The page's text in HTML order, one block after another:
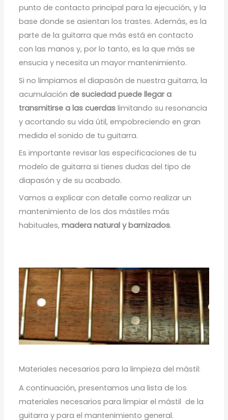
punto de contacto principal para la ejecución, y la
base donde se asientan los trastes. Además, es la
parte de la guitarra que más está en contacto
con las manos y, por lo tanto, es la que más se
ensucia y necesita un mayor mantenimiento.
Si no limpiamos el diapasón de nuestra guitarra, la
acumulaciónde suciedad puede llegar a
transmitirse a las cuerdaslimitando su resonancia
y acortando su vida útil, empobreciendo en gran
medida el sonido de tu guitarra.
Es importante revisar las especificaciones de tu
modelo de guitarra si tienes dudas del tipo de
diapasón y de su acabado.
Vamos a explicar con detalle como realizar un
mantenimiento de los dos mástiles más
habituales,madera natural y barnizados.
Materiales necesarios para la limpieza del mástil:
A continuación, presentamos una lista de los
materiales necesarios para limpiar el mástil de la
guitarra y para el mantenimiento general.